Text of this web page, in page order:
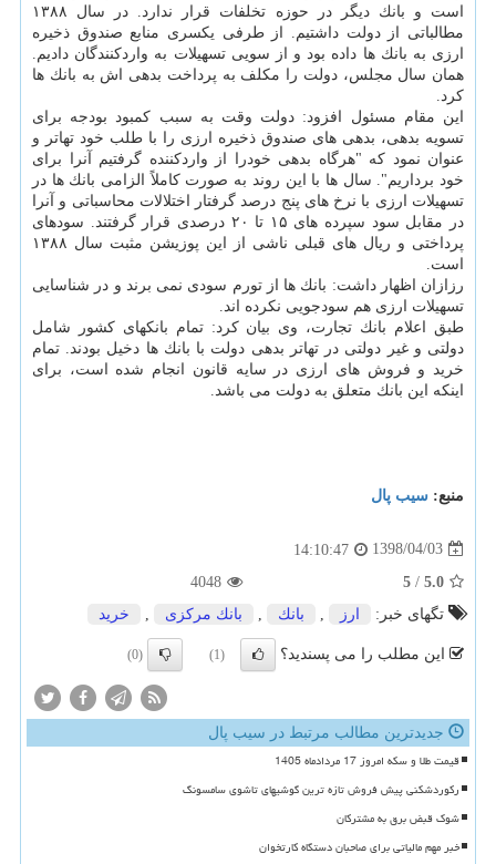
است و بانك دیگر در حوزه تخلفات قرار ندارد. در سال ۱۳۸۸
مطالباتی از دولت داشتیم. از طرفی یكسری منابع صندوق ذخیره
ارزی به بانك ها داده بود و از سویی تسهیلات به واردكنندگان دادیم.
همان سال مجلس، دولت را مكلف به پرداخت بدهی اش به بانك ها
كرد.
این مقام مسئول افزود: دولت وقت به سبب كمبود بودجه برای
تسویه بدهی، بدهی های صندوق ذخیره ارزی را با طلب خود تهاتر و
عنوان نمود كه "هرگاه بدهی خودرا از واردكننده گرفتیم آنرا برای
خود برداریم". سال ها با این روند به صورت كاملاً الزامی بانك ها در
تسهیلات ارزی با نرخ های پنج درصد گرفتار اختلالات محاسباتی و آنرا
در مقابل سود سپرده های ۱۵ تا ۲۰ درصدی قرار گرفتند. سودهای
پرداختی و ریال های قبلی ناشی از این پوزیشن مثبت سال ۱۳۸۸
است.
رزازان اظهار داشت: بانك ها از تورم سودی نمی برند و در شناسایی
تسهیلات ارزی هم سودجویی نكرده اند.
طبق اعلام بانك تجارت، وی بیان كرد: تمام بانكهای كشور شامل
دولتی و غیر دولتی در تهاتر بدهی دولت با بانك ها دخیل بودند. تمام
خرید و فروش های ارزی در سایه قانون انجام شده است، برای
اینكه این بانك متعلق به دولت می باشد.
منبع: سیب پال
1398/04/03
14:10:47
5.0
/
5
4048
تگهای خبر:
ارز بانك بانك مركزی خرید
این مطلب را می پسندید؟ (1)
(0)
جدیدترین مطالب مرتبط در سیب پال
قیمت طلا و سکه امروز 17 مردادماه 1405
رکوردشکنی پیش فروش تازه ترین گوشیهای تاشوی سامسونگ
شوک قبض برق به مشترکان
خبر مهم مالیاتی برای صاحبان دستگاه کارتخوان